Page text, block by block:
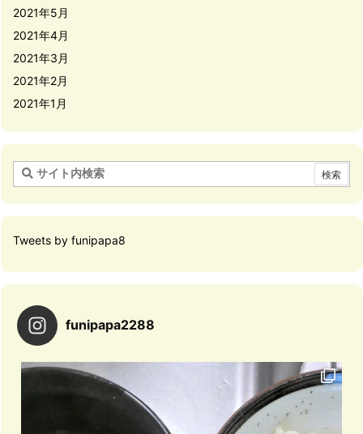
2021年5月
2021年4月
2021年3月
2021年2月
2021年1月
Tweets by funipapa8
funipapa2288